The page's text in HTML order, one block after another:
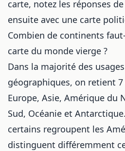
carte, notez les réponses
ensuite avec une carte
Combien de continents
carte du monde vierge ?
Dans la majorité des
géographiques, on retient
Europe, Asie, Amérique du
Sud, Océanie et
certains regroupent les
distinguent différemment